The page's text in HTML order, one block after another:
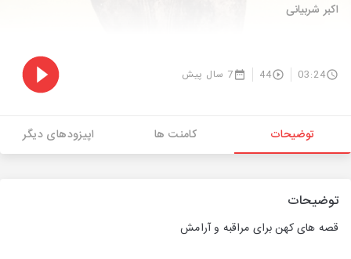
اکبر شربیانی
03:24
44 7 سال پیش
توضیحات کامنت ها اپیزودهای دیگر
توضیحات
قصه های کهن برای مراقبه و آرامش